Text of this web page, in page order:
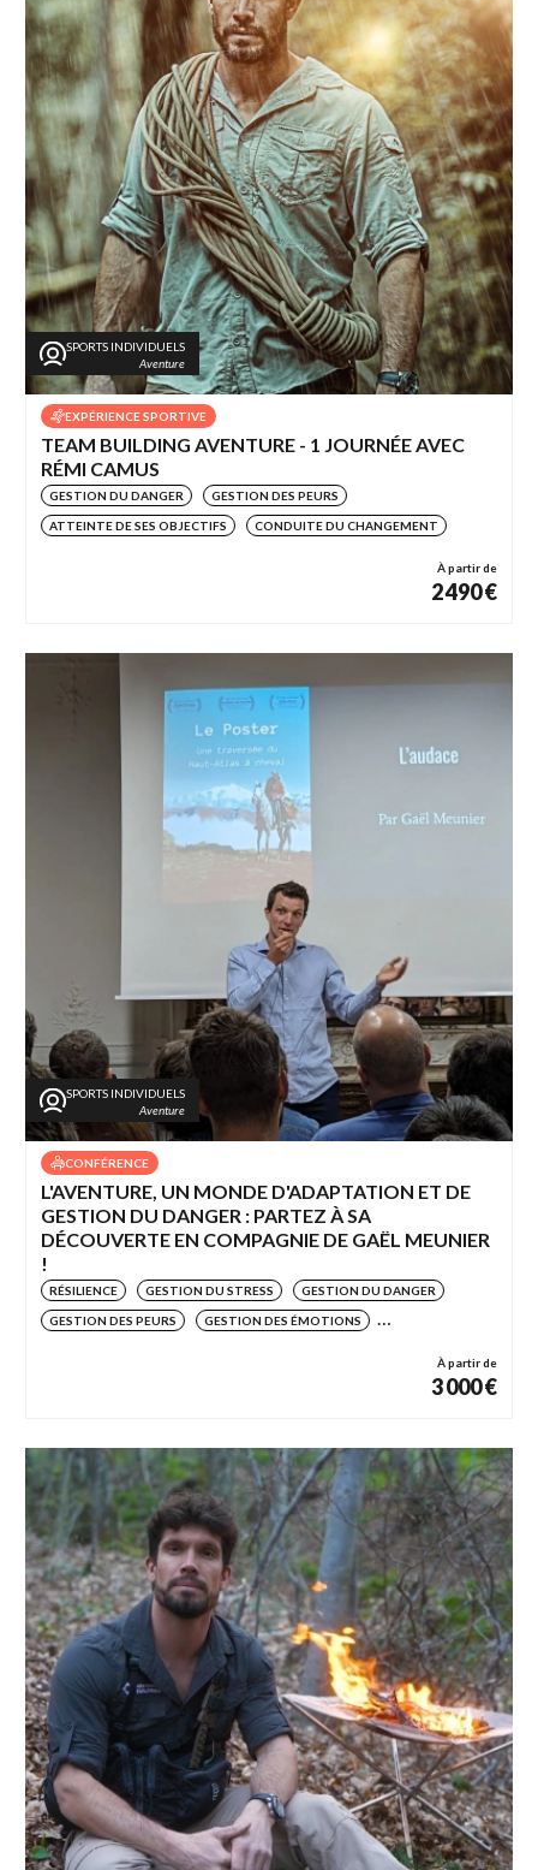
SPORTS INDIVIDUELS
Aventure
EXPÉRIENCE SPORTIVE
TEAM BUILDING AVENTURE - 1 JOURNÉE AVEC
RÉMI CAMUS
GESTION DU DANGER GESTION DES PEURS
ATTEINTE DE SES OBJECTIFS CONDUITE DU CHANGEMENT
À partir de
2 490 €
SPORTS INDIVIDUELS
Aventure
CONFÉRENCE
L'AVENTURE, UN MONDE D'ADAPTATION ET DE
GESTION DU DANGER : PARTEZ À SA
DÉCOUVERTE EN COMPAGNIE DE GAËL MEUNIER
!
RÉSILIENCE GESTION DU STRESS GESTION DU DANGER
GESTION DES PEURS GESTION DES ÉMOTIONS
À partir de
3 000 €